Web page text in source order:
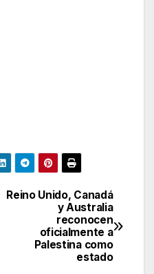
Reino Unido, Canadá
y Australia
reconocen
oficialmente a
Palestina como
estado